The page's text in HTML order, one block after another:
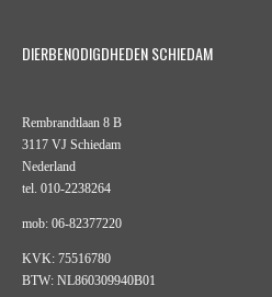
DIERBENODIGDHEDEN SCHIEDAM
Rembrandtlaan 8 B
3117 VJ Schiedam
Nederland
tel. 010-2238264
mob: 06-82377220
KVK: 75516780
BTW: NL860309940B01